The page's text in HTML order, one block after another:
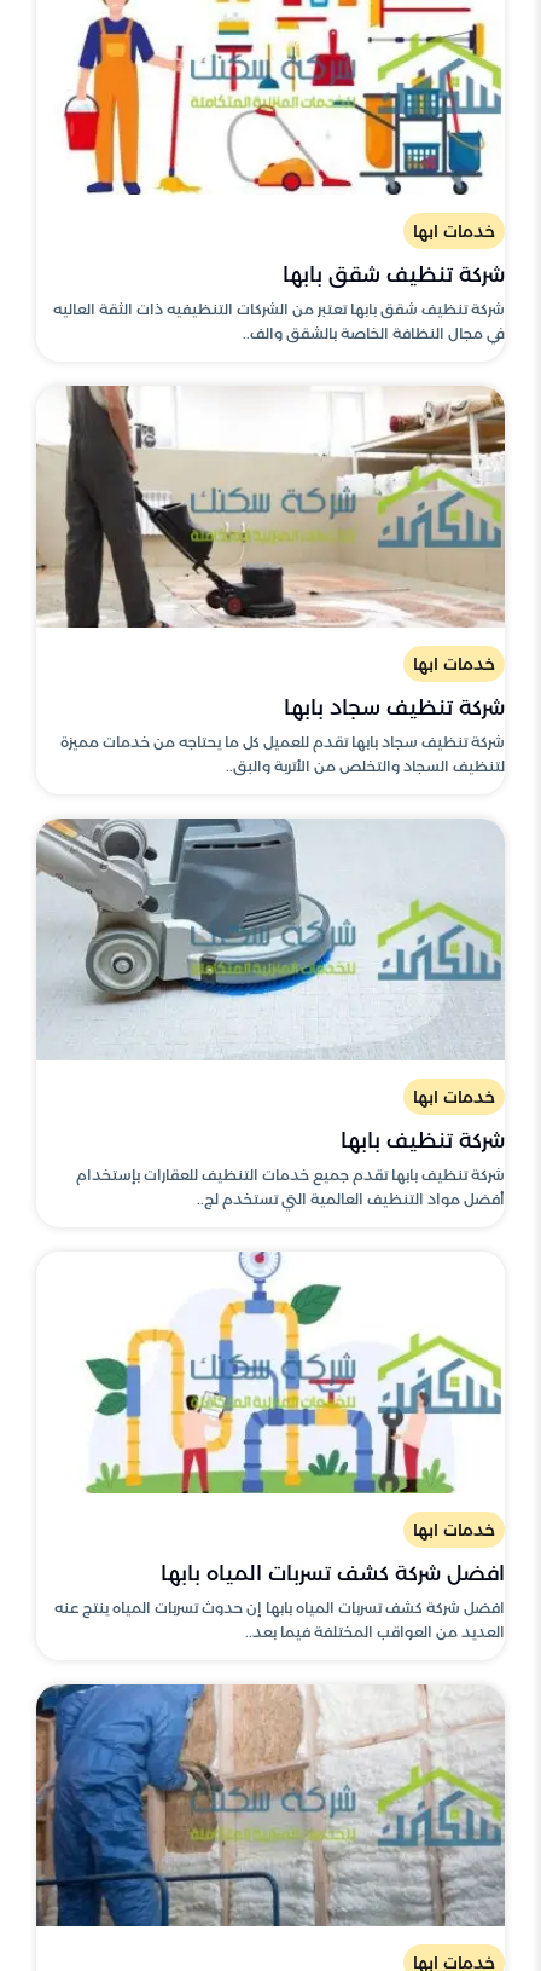
خدمات ابها
شركة تنظيف شقق بابها
شركة تنظيف شقق بابها تعتبر من الشركات التنظيفيه ذات الثقة العاليه
في مجال النظافة الخاصة بالشقق والف..
خدمات ابها
شركة تنظيف سجاد بابها
شركة تنظيف سجاد بابها تقدم للعميل كل ما يحتاجه من خدمات مميزة
لتنظيف السجاد والتخلص من الأتربة والبق..
خدمات ابها
شركة تنظيف بابها
شركة تنظيف بابها تقدم جميع خدمات التنظيف للعقارات بإستخدام
أفضل مواد التنظيف العالمية التي تستخدم لج..
خدمات ابها
افضل شركة كشف تسربات المياه بابها
افضل شركة كشف تسربات المياه بابها إن حدوث تسربات المياه ينتج عنه
العديد من العواقب المختلفة فيما بعد..
خدمات ابها